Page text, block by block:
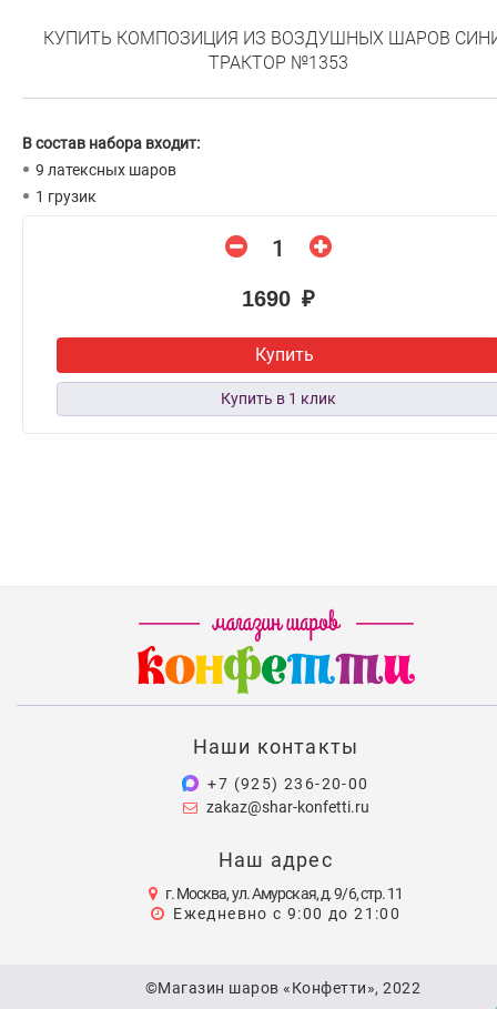
КУПИТЬ КОМПОЗИЦИЯ ИЗ ВОЗДУШНЫХ ШАРОВ
ТРАКТОР №1353
В состав набора входит:
9 латексных шаров
1 грузик
1690 ₽
Купить
Наши контакты
+7 (925) 236-20-00
zakaz@shar-konfetti.ru
Наш адрес
г. Москва, ул. Амурская, д. 9/6, стр. 11
Ежедневно с 9:00 до 21:00
©Магазин шаров «Конфетти», 2022